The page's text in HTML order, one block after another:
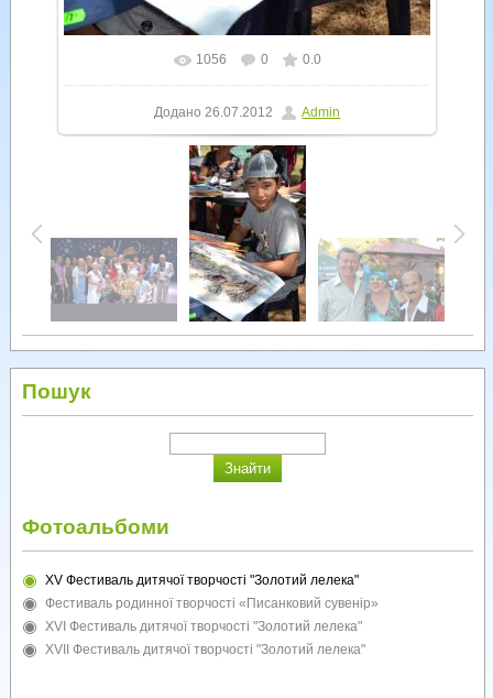
У реальному розмірі 600x900
1056 0 0.0
Додано 26.07.2012 Admin
Пошук
Фотоальбоми
XV Фестиваль дитячої творчості "Золотий лелека"
Фестиваль родинної творчості «Писанковий сувенір»
XVI Фестиваль дитячої творчості "Золотий лелека"
XVII Фестиваль дитячої творчості "Золотий лелека"